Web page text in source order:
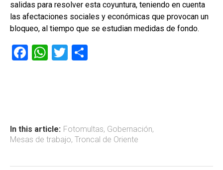
salidas para resolver esta coyuntura, teniendo en cuenta
las afectaciones sociales y económicas que provocan un
bloqueo, al tiempo que se estudian medidas de fondo.
F
ok
W
p
p
T
tir
In this article: Fotomultas, Gobernación,
Mesas de trabajo, Troncal de Oriente